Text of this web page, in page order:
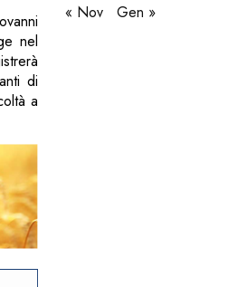
nel
di
a
« Nov Gen »